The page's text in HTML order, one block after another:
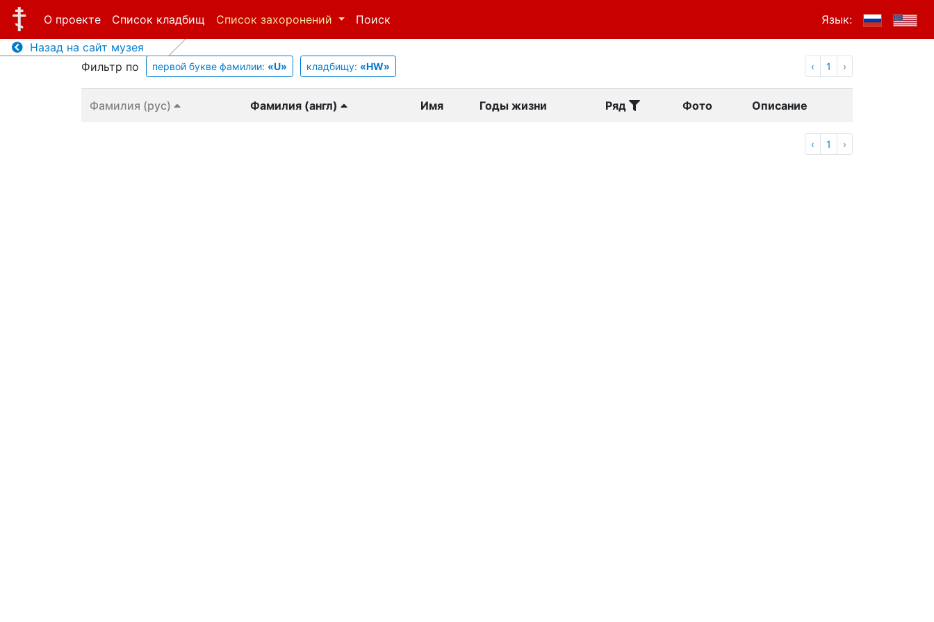
О проекте Список кладбищ Список захоронений Поиск
Язык:
Назад на сайт музея
Фильтр по
первой букве фамилии: «U» кладбищу: «HW» ‹ 1 ›
Фамилия (рус) Фамилия (англ) Имя Годы жизни Ряд Фото Описание
‹ 1 ›